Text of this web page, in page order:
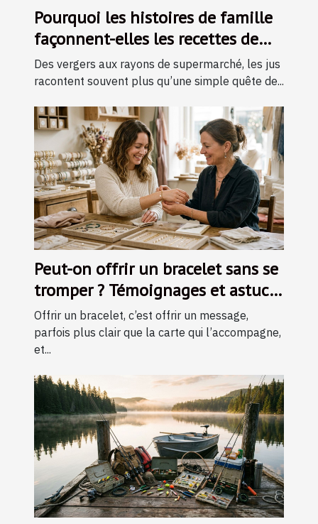
Pourquoi les histoires de famille
façonnent-elles les recettes de
jus ?
Des vergers aux rayons de supermarché, les jus
racontent souvent plus qu’une simple quête de...
Peut-on offrir un bracelet sans se
tromper ? Témoignages et astuces
d’experts
Offrir un bracelet, c’est offrir un message,
parfois plus clair que la carte qui l’accompagne,
et...